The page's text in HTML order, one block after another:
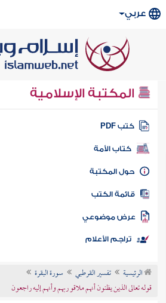
عربي
المكتبة الإسلامية
كتب PDF
كتاب الأمة
المكتبة
الكتب
موضوعي
تراجم الأعلام
الرئيسية تفسير القرطبي
سورة البقرة
قوله تعالى الذين يظنون أنهم ملاقو ربهم وأنهم إليه راجعون